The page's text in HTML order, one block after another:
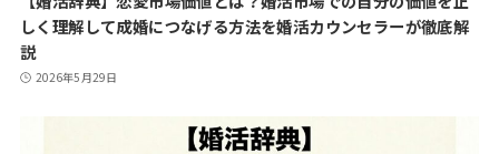
しく理解して成婚につなげる方法を婚活カウンセラーが徹底解
説
2026年5月29日